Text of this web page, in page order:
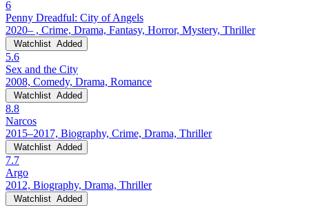
6
Penny Dreadful: City of Angels
2020– , Crime, Drama, Fantasy, Horror, Mystery, Thriller
Watchlist Added
5.6
Sex and the City
2008, Comedy, Drama, Romance
Watchlist Added
8.8
Narcos
2015–2017, Biography, Crime, Drama, Thriller
Watchlist Added
7.7
Argo
2012, Biography, Drama, Thriller
Watchlist Added